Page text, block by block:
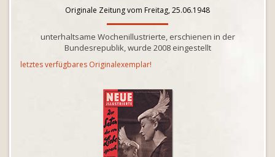
Originale Zeitung vom Freitag, 25.06.1948
unterhaltsame Wochenillustrierte, erschienen in der
Bundesrepublik, wurde 2008 eingestellt
letztes verfügbares Originalexemplar!